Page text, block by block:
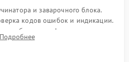
и заварочного блока.
кодов ошибок и индикации.
и кофемолки на слух.
и давления воды для выявления
Подробнее